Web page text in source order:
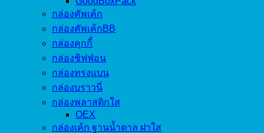
กล่องคัพเค้ก
กล่องคัพเค้กBB
กล่องคุกกี้
กล่องชิฟฟ่อน
กล่องทรงแบน
กล่องบราวนี่
กล่องพลาสติกใส
OEX
กล่องเค้ก ฐานน้ำตาล ฝาใส